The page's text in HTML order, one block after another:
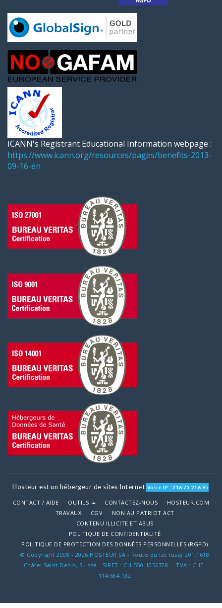
ICANN's Registrant Educational Information webpage :
https://www.icann.org/resources/pages/benefits-2013-
09-16-en
Hosteur est un hébergeur de sites Internet Votre IP : 216.73.216.95
CONTACT / AIDE OUTILS CONTACTEZ-NOUS
HOSTEUR.COM
TRAVAUX
CGV
NON AU PATRIOT ACT
CONTENU ILLICITE ET ABUS
POLITIQUE DE CONFIDENTIALITÉ
POLITIQUE DE PROTECTION DES DONNÉES PERSONNELLES (RGPD)
© Copyright 2008 - 2026 HOSTEUR SA - Route du lac lussy 201,1618
Châtel Saint Denis, Suisse - SIRET : CH-550-1056728- - TVA : CHE-
114.684.132